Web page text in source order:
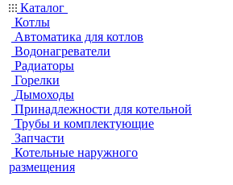
Каталог
Котлы
Автоматика для котлов
Водонагреватели
Радиаторы
Горелки
Дымоходы
Принадлежности для котельной
Трубы и комплектующие
Запчасти
Котельные наружного
размещения